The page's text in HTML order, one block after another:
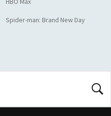
Spider-man: Brand New Day